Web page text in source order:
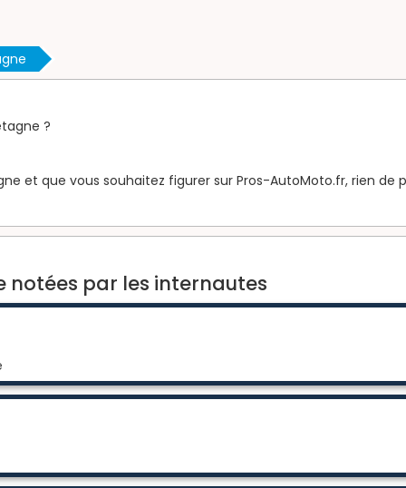
?
et que vous souhaitez figurer sur Pros-AutoMoto.fr, rien de
notées par les internautes